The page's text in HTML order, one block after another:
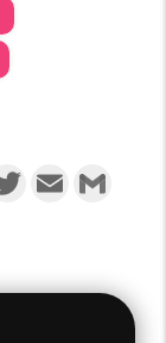
TwitterEmail